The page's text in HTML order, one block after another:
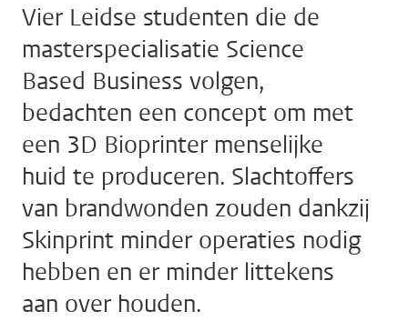
Vier Leidse studenten die de
masterspecialisatie Science
Based Business volgen,
bedachten een concept om met
een 3D Bioprinter menselijke
huid te produceren. Slachtoffers
van brandwonden zouden dankzij
Skinprint minder operaties nodig
hebben en er minder littekens
aan over houden.